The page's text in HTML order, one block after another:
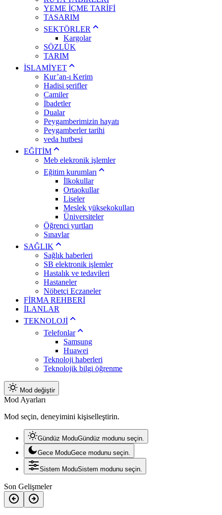
YEME İÇME TARİFİ
TASARIM
SEKTÖRLER
Kargolar
SÖZLÜK
TARIM
İSLAMİYET
Kur’an-ı Kerim
Hadisi şerifler
Camiler
İbadetler
Dualar
Peygamberimizin hayatı
Peygamberler tarihi
veda hutbesi
EĞİTİM
Meb elekronik işlemler
Eğitim kurumları
İlkokullar
Ortaokullar
Liseler
Meslek yüksekokulları
Üniversiteler
Öğrenci yurtları
Sınavlar
SAĞLIK
Sağlık haberleri
SB elektronik işlemler
Hastalık ve tedavileri
Hastaneler
Nöbetçi Eczaneler
FİRMA REHBERİ
İLANLAR
TEKNOLOJİ
Telefonlar
Samsung
Huawei
Teknoloji haberleri
Teknolojik bilgi öğrenme
Mod değiştir
Mod Ayarları
Mod seçin, deneyimini kişiselleştirin.
Gündüz ModuGündüz modunu seçin.
Gece ModuGece modunu seçin.
Sistem ModuSistem modunu seçin.
Son Gelişmeler